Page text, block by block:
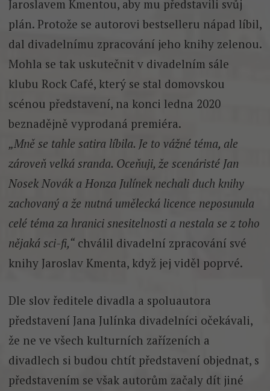
Jaroslavem Kmentou, aby mu představili svůj
plán. Protože se autorovi bestselleru nápad líbil,
dal divadelnímu zpracování jeho knihy zelenou.
Mohla se tak uskutečnit v divadelním sále
klubu Rock Café, který se stal domovskou
scénou představení, na konci ledna 2020
beznadějně vyprodaná premiéra.
„Mně se tahle satira líbila. Je to vážné téma, ale
zároveň velká sranda. Oceňuji, že scenáristé Jan
Nosek Novák a Honza Julínek nechali duch knihy
zachovaný a že nutná umělecká licence neposunula
celé téma za hranici snesitelnosti a nestala se z toho
nějaká sci-fi,“chválil divadelní zpracování své
knihy Jaroslav Kmenta, když jej viděl poprvé.
Dle slov ředitele divadla a spoluautora
představení Jana Julínka divadelníci očekávali,
že ne ve všech kulturních zařízeních a
divadlech si budou chtít představení objednat, s
představením se však autorům začaly dít jiné